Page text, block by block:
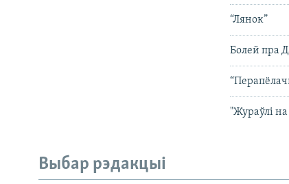
“Лянок”
Болей пра
"Жураўлі
Выбар рэдакцыі